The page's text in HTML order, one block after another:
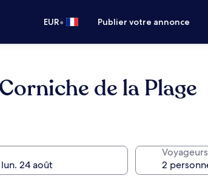
EUR• Publier votre annonce
de la Plage
Voyageurs